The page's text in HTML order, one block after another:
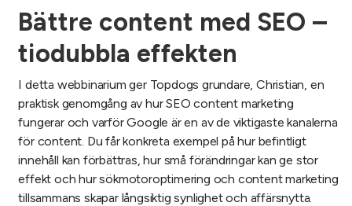
Bättre content med SEO –
tiodubbla effekten
I detta webbinarium ger Topdogs grundare, Christian, en
praktisk genomgång av hur SEO content marketing
fungerar och varför Google är en av de viktigaste kanalerna
för content. Du får konkreta exempel på hur befintligt
innehåll kan förbättras, hur små förändringar kan ge stor
effekt och hur sökmotoroptimering och content marketing
tillsammans skapar långsiktig synlighet och affärsnytta.